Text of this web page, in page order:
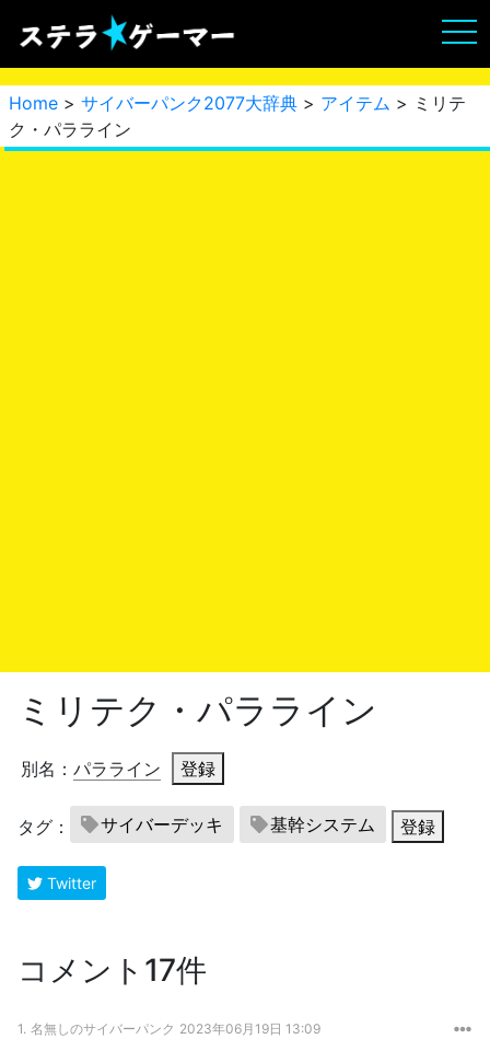
Home > サイバーパンク2077大辞典 > アイテム > ミリテ
ク・パラライン
ミリテク・パラライン
別名： パラライン 登録
タグ： サイバーデッキ 基幹システム 登録
Twitter
コメント17件
1. 名無しのサイバーパンク 2023年06月19日 13:09